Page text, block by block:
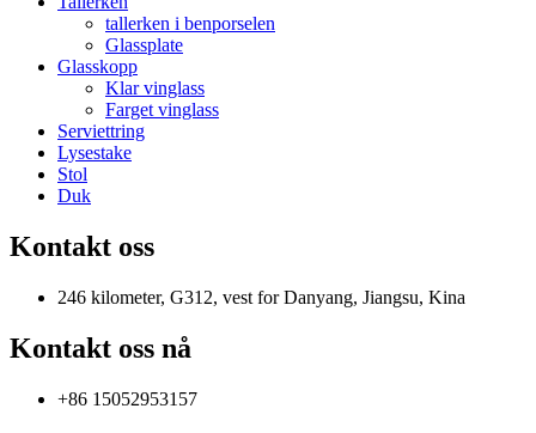
tallerken i benporselen
Glassplate
Glasskopp
Klar vinglass
Farget vinglass
Serviettring
Lysestake
Stol
Duk
Kontakt oss
246 kilometer, G312, vest for Danyang, Jiangsu, Kina
Kontakt oss nå
+86 15052953157